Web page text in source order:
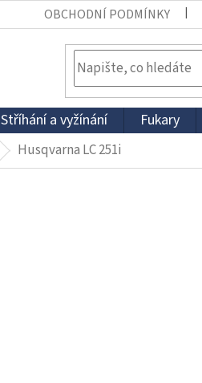
OBCHODNÍ PODMÍNKY
Stříhání a vyžínání Fukary
Husqvarna LC 251i